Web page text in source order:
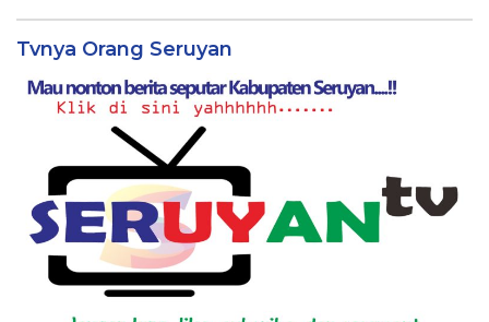
Tvnya Orang Seruyan